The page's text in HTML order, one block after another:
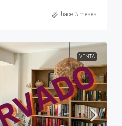
hace 3 meses
VENTA